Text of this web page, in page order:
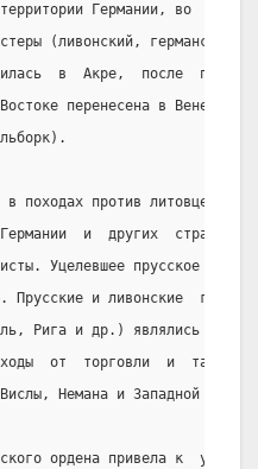
Германии, во
(ливонский,
в  Акре,  после
перенесена в Венецию,
в походах против литовцев
и  других  стран).
Уцелевшее прусское
Прусские и ливонские
Рига и др.) являлись
от  торговли  и
Немана и Западной
ордена привела к